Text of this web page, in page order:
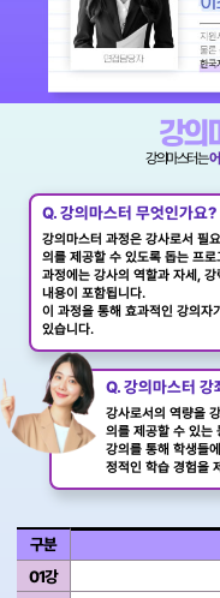
강의
강의마스터는
Q. 강의마스터 무엇인가요?
강의마스터 과정은 강사로서 필
의를 제공할 수 있도록 돕는 프로
과정에는 강사의 역할과 자세,
내용이 포함됩니다.
이 과정을 통해 효과적인 강의자
있습니다.
Q. 강의마스터
강사로서의 역량을
의를 제공할 수 있는
강의를 통해 학생들
정적인 학습 경험을
구분
01강